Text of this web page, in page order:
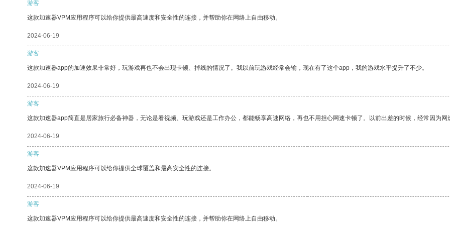
游客
这款加速器VPM应用程序可以给你提供最高速度和安全性的连接，并帮助你在网络上自由移动。
2024-06-19
游客
这款加速器app的加速效果非常好，玩游戏再也不会出现卡顿、掉线的情况了。我以前玩游戏经常会输，现在有了这个app，我的游戏水平提升了不少。
2024-06-19
游客
这款加速器app简直是居家旅行必备神器，无论是看视频、玩游戏还是工作办公，都能畅享高速网络，再也不用担心网速卡顿了。以前出差的时候，经常因为
2024-06-19
游客
这款加速器VPM应用程序可以给你提供全球覆盖和最高安全性的连接。
2024-06-19
游客
这款加速器VPM应用程序可以给你提供最高速度和安全性的连接，并帮助你在网络上自由移动。